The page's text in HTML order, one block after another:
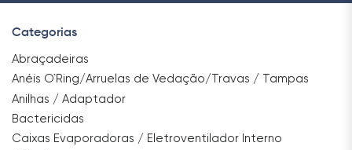
Categorias
Abraçadeiras
Anéis O`Ring/Arruelas de Vedação/Travas / Tampas
Anilhas / Adaptador
Bactericidas
Caixas Evaporadoras / Eletroventilador Interno